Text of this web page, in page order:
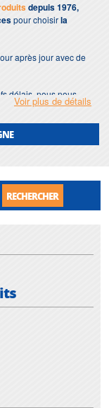
depuis 1976,
pour choisirla
après jour avec de
délais, nous nous
commutateur
deréparationet
besoins et vos
de perturbation
Voir plus de détails
RECHERCHER